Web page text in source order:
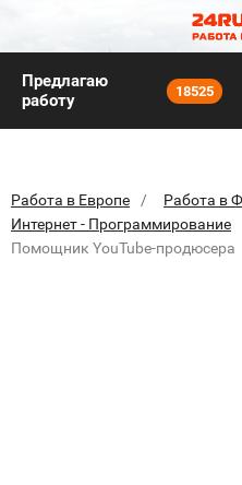
Предлагаю
работу
18525
Работа в Европе
Работа в
Интернет - Программирование
Помощник YouTube-продюсера